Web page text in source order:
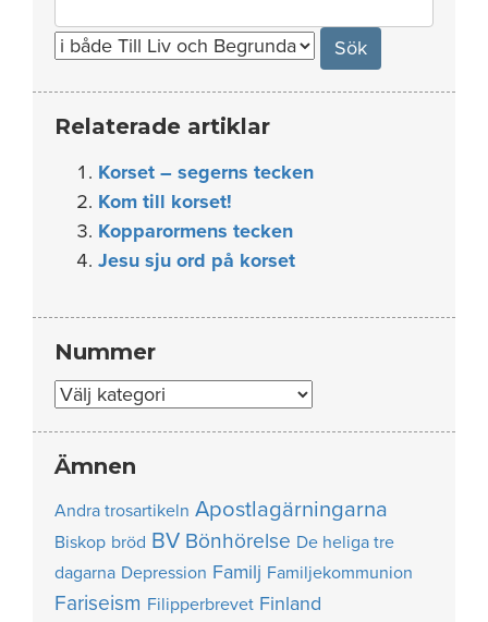
for:
Relaterade artiklar
Korset – segerns tecken
Kom till korset!
Kopparormens tecken
Jesu sju ord på korset
Nummer
Nummer
Ämnen
Andra trosartikeln Apostlagärningarna
Biskop bröd BV Bönhörelse De heliga tre
dagarna Depression Familj Familjekommunion
Fariseism Filipperbrevet Finland